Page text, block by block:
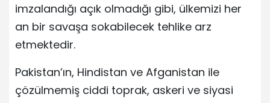
imzalandığı açık olmadığı gibi, ülkemizi her
an bir savaşa sokabilecek tehlike arz
etmektedir.
Pakistan’ın, Hindistan ve Afganistan ile
çözülmemiş ciddi toprak, askeri ve siyasi